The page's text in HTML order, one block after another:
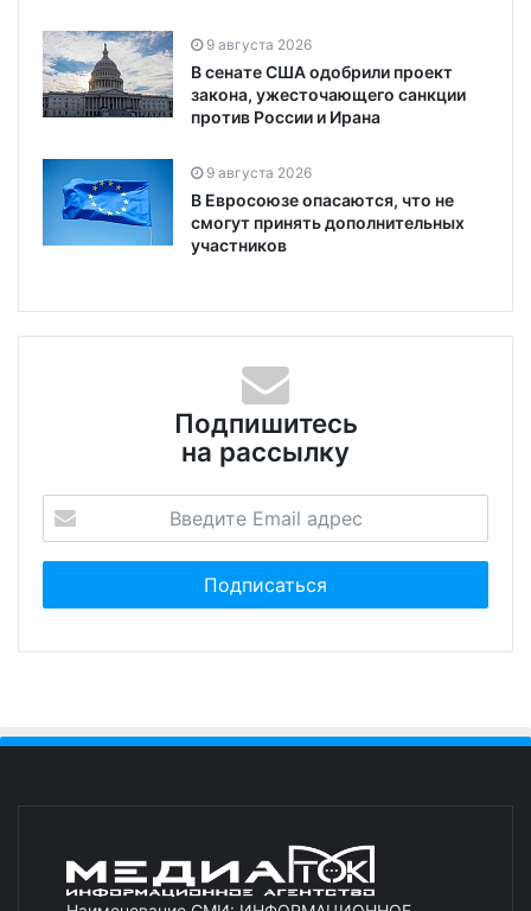
9 августа 2026
В сенате США одобрили проект
закона, ужесточающего санкции
против России и Ирана
9 августа 2026
В Евросоюзе опасаются, что не
смогут принять дополнительных
участников
Подпишитесь
на рассылку